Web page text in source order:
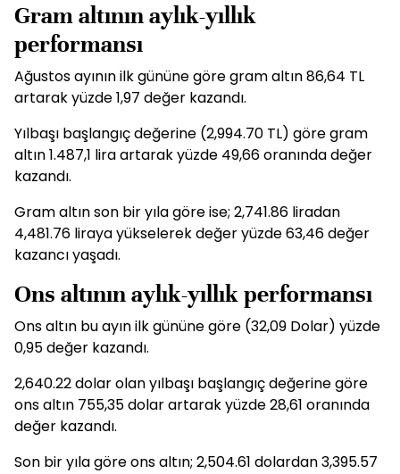
Gram altının aylık-yıllık
performansı
Ağustos ayının ilk gününe göre gram altın 86,64 TL
artarak yüzde 1,97 değer kazandı.
Yılbaşı başlangıç değerine (2,994.70 TL) göre gram
altın 1.487,1 lira artarak yüzde 49,66 oranında değer
kazandı.
Gram altın son bir yıla göre ise; 2,741.86 liradan
4,481.76 liraya yükselerek değer yüzde 63,46 değer
kazancı yaşadı.
Ons altının aylık-yıllık performansı
Ons altın bu ayın ilk gününe göre (32,09 Dolar) yüzde
0,95 değer kazandı.
2,640.22 dolar olan yılbaşı başlangıç değerine göre
ons altın 755,35 dolar artarak yüzde 28,61 oranında
değer kazandı.
Son bir yıla göre ons altın; 2,504.61 dolardan 3,395.57